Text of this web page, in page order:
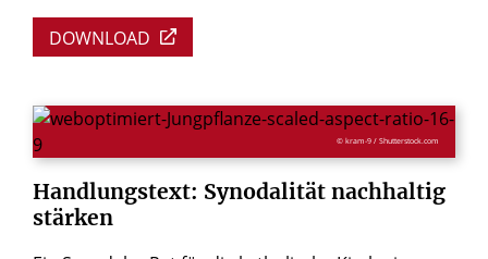
DOWNLOAD
© kram-9 / Shutterstock.com
Handlungstext: Synodalität nachhaltig
stärken